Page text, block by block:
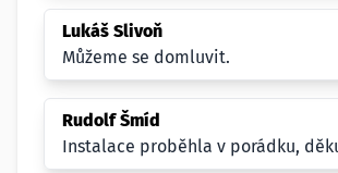
Lukáš Slivoň
Můžeme se domluvit.
Rudolf Šmíd
Instalace proběhla v porádku,